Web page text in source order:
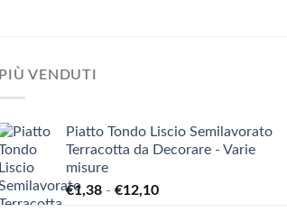
PIÙ VENDUTI
Piatto Tondo Liscio Semilavorato
Terracotta da Decorare - Varie
misure
€1,38 - €12,10Fascia